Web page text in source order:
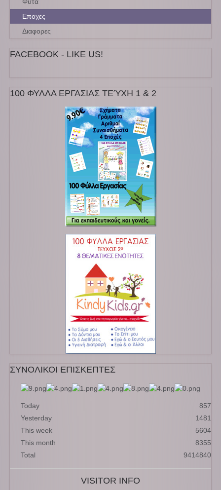
Εποχες
Διαφορες
FACEBOOK - LIKE US!
100 ΦΥΛΛΑ ΕΡΓΑΣΙΑΣ ΤΕΎΧΗ 1 & 2
ΣΥΝΟΛΙΚΟΙ ΕΠΙΣΚΕΠΤΕΣ
Today
857
Yesterday
1481
This week
5604
This month
8355
Total
9414840
VISITOR INFO